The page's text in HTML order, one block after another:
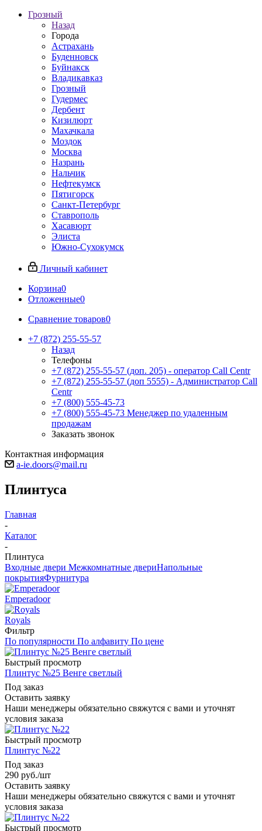
Грозный
Назад
Города
Астрахань
Буденновск
Буйнакск
Владикавказ
Грозный
Гудермес
Дербент
Кизилюрт
Махачкала
Моздок
Москва
Назрань
Нальчик
Нефтекумск
Пятигорск
Санкт-Петербург
Ставрополь
Хасавюрт
Элиста
Южно-Сухокумск
Личный кабинет
Корзина0
Отложенные0
Сравнение товаров0
+7 (872) 255-55-57
Назад
Телефоны
+7 (872) 255-55-57 (доп. 205) - оператор Call Centr
+7 (872) 255-55-57 (доп 5555) - Администратор Call
Centr
+7 (800) 555-45-73
+7 (800) 555-45-73 Менеджер по удаленным
продажам
Заказать звонок
Контактная информация
a-ie.doors@mail.ru
Плинтуса
Главная
-
Каталог
-
Плинтуса
Входные двери Межкомнатные двериНапольные
покрытияФурнитура
Emperadoor
Royals
Фильтр
По популярности По алфавиту По цене
Быстрый просмотр
Плинтус №25 Венге светлый
Под заказ
Оставить заявку
Наши менеджеры обязательно свяжутся с вами и уточнят
условия заказа
Быстрый просмотр
Плинтус №22
Под заказ
290 руб./шт
Оставить заявку
Наши менеджеры обязательно свяжутся с вами и уточнят
условия заказа
Быстрый просмотр